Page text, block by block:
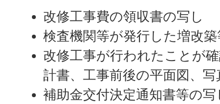
改修工事費の領収書の写し
検査機関等が発行した増改
改修工事が行われたことが
計書、工事前後の平面図、写
補助金交付決定通知書等の